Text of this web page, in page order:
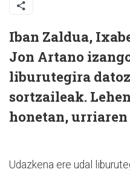
Iban Zaldua,
Jon Artano
liburutegira
sortzaileak.
honetan, urriaren
Udazkena ere udal